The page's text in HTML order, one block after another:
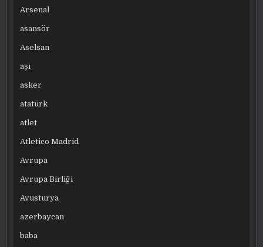
Arsenal
asansör
Aselsan
aşı
asker
atatürk
atlet
Atletico Madrid
Avrupa
Avrupa Birliği
Avusturya
azerbaycan
baba